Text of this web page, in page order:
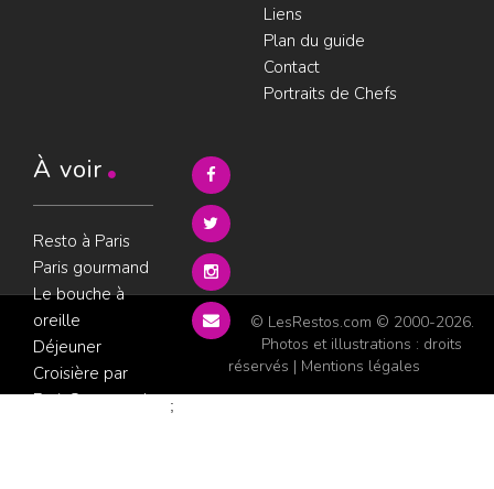
Liens
Plan du guide
Contact
Portraits de Chefs
À voir
Resto à Paris
Paris gourmand
Le bouche à
oreille
Déjeuner
Croisière par
ParisGourmand
© LesRestos.com © 2000-2026.
Photos et illustrations : droits
réservés | Mentions légales
;